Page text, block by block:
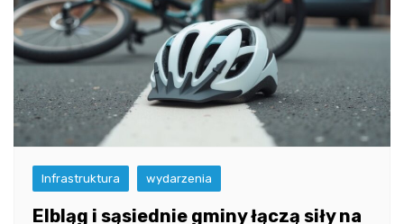
Infrastruktura wydarzenia
Elbląg i sąsiednie gminy łączą siły na